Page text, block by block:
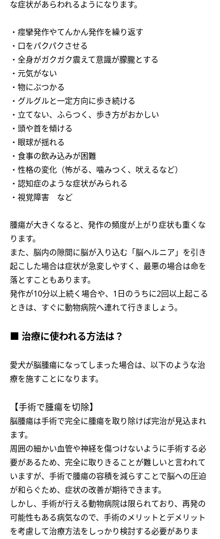
な症状があらわれるようになります。
・痙攣発作やてんかん発作を繰り返す
・口をパクパクさせる
・全身がガクガク震えて意識が朦朧とする
・元気がない
・物にぶつかる
・グルグルと一定方向に歩き続ける
・立てない、ふらつく、歩き方がおかしい
・頭や首を傾ける
・眼球が揺れる
・食事の飲み込みが困難
・性格の変化（怖がる、噛みつく、吠えるなど）
・認知症のような症状がみられる
・視覚障害 など
腫瘍が大きくなると、発作の頻度が上がり症状も重くな
ります。
また、脳内の隙間に脳が入り込む「脳ヘルニア」を引き
起こした場合は症状が急変しやすく、最悪の場合は命を
落とすこともあります。
発作が10分以上続く場合や、1日のうちに2回以上起こる
ときは、すぐに動物病院へ連れて行きましょう。
■ 治療に使われる方法は？
愛犬が脳腫瘍になってしまった場合は、以下のような治
療を施すことになります。
【手術で腫瘍を切除】
脳腫瘍は手術で完全に腫瘍を取り除けば完治が見込まれ
ます。
周囲の細かい血管や神経を傷つけないように手術する必
要があるため、完全に取りきることが難しいと言われて
いますが、手術で腫瘍の容積を減らすことで脳への圧迫
が和らぐため、症状の改善が期待できます。
しかし、手術が行える動物病院は限られており、再発の
可能性もある病気なので、手術のメリットとデメリット
を考慮して治療方法をしっかり検討する必要がありま